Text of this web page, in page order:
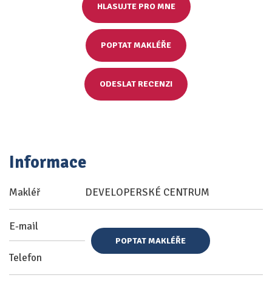
HLASUJTE PRO MNE
POPTAT MAKLÉŘE
ODESLAT RECENZI
Informace
Makléř DEVELOPERSKÉ CENTRUM
E-mail
Telefon
POPTAT MAKLÉŘE